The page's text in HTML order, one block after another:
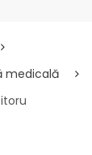
medicală